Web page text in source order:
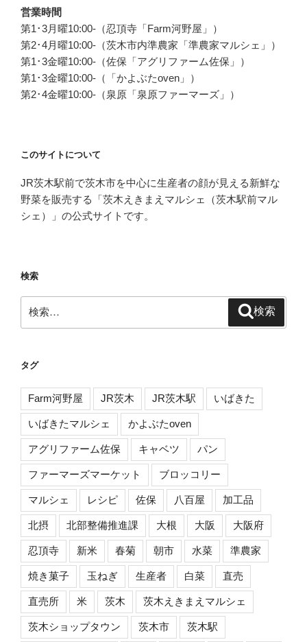
営業時間
第1･3月曜10:00-（忍頂寺「Farm河野屋」）
第2･4月曜10:00-（茨木市内準農家「準農家マルシェ」）
第1･3金曜10:00-（佐保「アグリファーム佐保」）
第1･3金曜10:00-（「かよぶたoven」）
第2･4金曜10:00-（泉原「泉原ファーマーズ」）
このサイトについて
JR茨木駅前で茨木市を中心に生産者の顔が見える新鮮な
野菜を販売する「茨木えきまえマルシェ（茨木駅前マル
シェ）」の公式サイトです。
検索
索:
検索
タグ
Farm河野屋 JR茨木 JR茨木駅 いばきた
いばきたマルシェ かよぶたoven
アグリファーム佐保 キャベツ パン
ファーマーズマーケット ブロッコリー
マルシェ レシピ 佐保 八百屋 加工品
北摂 北部整備推進課 大根 大阪 大阪府
忍頂寺 新米 春菊 朝市 水菜 準農家
焼き菓子 玉ねぎ 生産者 白菜 直売
直売所 米 茨木 茨木えきまえマルシェ
茨木ショップタウン 茨木市 茨木駅